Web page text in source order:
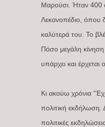
Μαρούσι. Ήταν 400
Λεκανοπέδιο, όπου
καλύτερά του. Το
Πόσο μεγάλη κίνηση
υπάρχει και
Κι ακούω χρόνια
πολιτική εκδήλωση.
πολιτικές